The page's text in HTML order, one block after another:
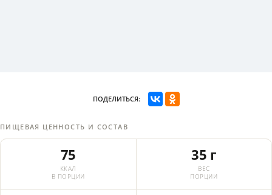
ПОДЕЛИТЬСЯ:
ПИЩЕВАЯ ЦЕННОСТЬ И СОСТАВ
75
ККАЛ
В ПОРЦИИ
35 г
ВЕС
ПОРЦИИ